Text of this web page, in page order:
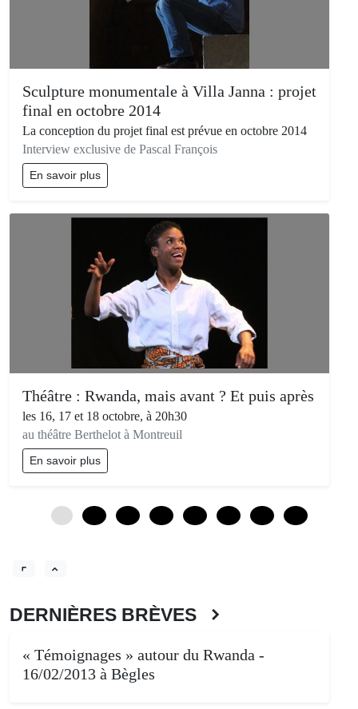
Sculpture monumentale à Villa Janna : projet
final en octobre 2014
La conception du projet final est prévue en octobre 2014
Interview exclusive de Pascal François
En savoir plus
Théâtre : Rwanda, mais avant ? Et puis après
les 16, 17 et 18 octobre, à 20h30
au théâtre Berthelot à Montreuil
En savoir plus
DERNIÈRES BRÈVES
« Témoignages » autour du Rwanda -
16/02/2013 à Bègles